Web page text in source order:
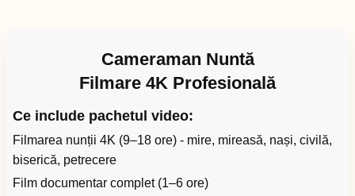
Cameraman Nuntă
Filmare 4K Profesională
Ce include pachetul video:
Filmarea nunții 4K (9–18 ore) - mire, mireasă, nași, civilă,
biserică, petrecere
Film documentar complet (1–6 ore)